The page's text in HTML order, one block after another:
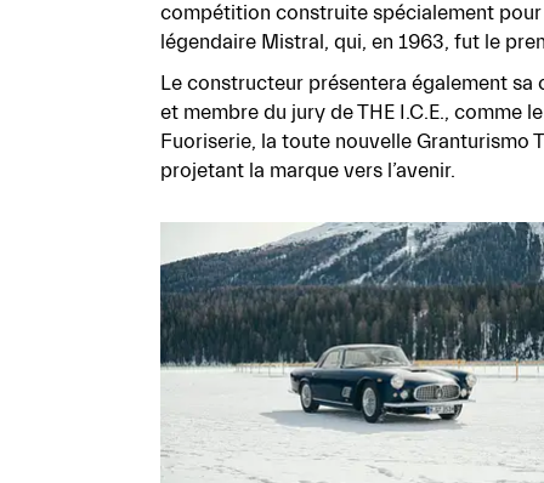
compétition construite spécialement pour
légendaire Mistral, qui, en 1963, fut le
Le constructeur présentera également
et membre du jury de THE I.C.E., comme
Fuoriserie, la toute nouvelle Granturismo
projetant la marque vers l’avenir.